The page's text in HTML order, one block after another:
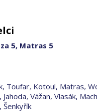
5, Matras 5
Toufar, Kotoul, Matras,
Vážan, Vlasák,
Šenkyřík